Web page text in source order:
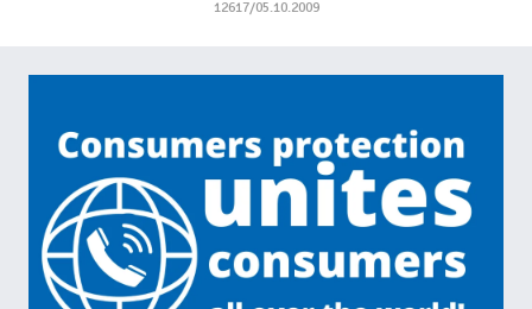
12617/05.10.2009